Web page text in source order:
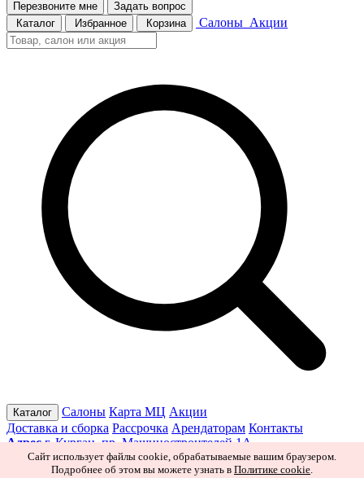
Перезвоните мне
Задать вопрос
Каталог
Избранное Корзина Салоны Акции
Каталог Салоны Карта МЦ Акции
Доставка и сборка Рассрочка Арендаторам Контакты
Адрес г. Курган, пр. Машиностроителей 1А
Режим работы Пн–Пт 10:00–19:30 Сб 10:00–19:00 Вс 10:00–
Сайт использует файлы cookie, обрабатываемые вашим браузером.
Подробнее об этом вы можете узнать в Политике cookie.